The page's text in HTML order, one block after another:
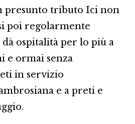
presunto tributo Ici non
poi regolarmente
dà ospitalità per lo più a
e ormai senza
in servizio
e a preti e